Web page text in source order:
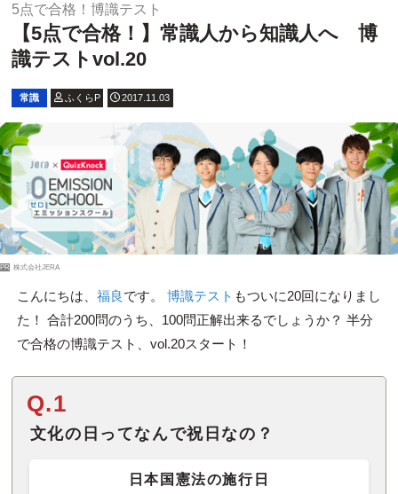
5点で合格！博識テスト
【5点で合格！】常識人から知識人へ 博
識テストvol.20
常識 ふくらP 2017.11.03
PR 株式会社JERA
こんにちは、 福良です。 博識テスト もついに20回になりまし
た！ 合計200問のうち、100問正解出来るでしょうか？ 半分
で合格の博識テスト、vol.20スタート！
Q.1
文化の日ってなんで祝日なの？
日本国憲法の施行日